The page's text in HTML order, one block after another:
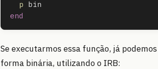
p bin
end
Se executarmos essa função, já
forma binária, utilizando o IRB: